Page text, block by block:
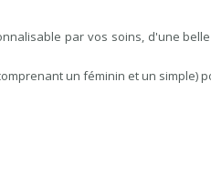
par vos soins, d'une
un féminin et un simple)